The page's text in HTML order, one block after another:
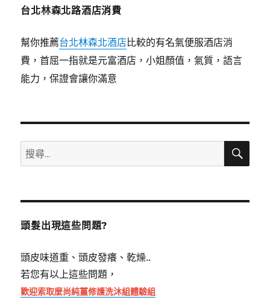
台北林森北路酒店消費
幫你推薦台北林森北酒店比較的有名氣便服酒店消
費，首屈一指就是元富酒店，小姐顏值，氣質，語言
能力，保證會讓你滿意
搜
尋
鍵
搜
頭髮出現這些問題?
頭皮味道重、頭皮發癢、乾燥..
若您有以上這些問題，
歡迎索取麼尚純薑修護洗沐組體驗組